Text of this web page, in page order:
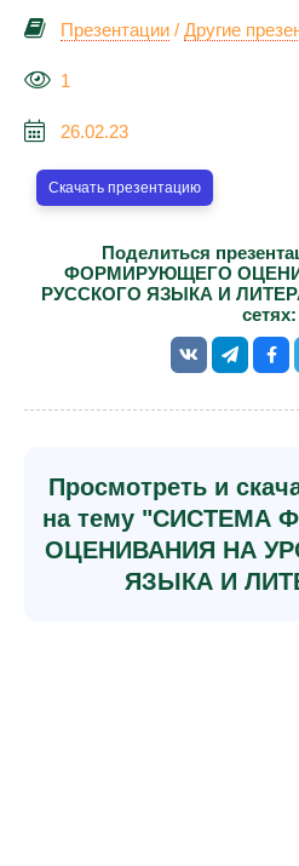
Презентации / Другие
1
26.02.23
Скачать презентацию
Поделиться
ФОРМИРУЮЩЕГО
РУССКОГО ЯЗЫКА И
сетях:
Просмотреть и
на тему "СИСТЕМА
ОЦЕНИВАНИЯ НА
ЯЗЫКА И